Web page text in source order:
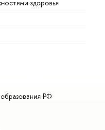
здоровья
РФ